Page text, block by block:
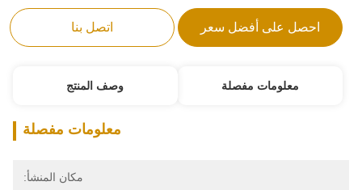
احصل على أفضل سعر اتصل بنا
معلومات مفصلة وصف المنتج
معلومات مفصلة
مكان المنشأ: